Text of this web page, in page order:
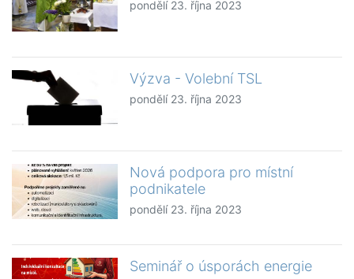
pondělí 23. října 2023
Výzva - Volební TSL
pondělí 23. října 2023
Nová podpora pro místní
podnikatele
pondělí 23. října 2023
Seminář o úsporách energie